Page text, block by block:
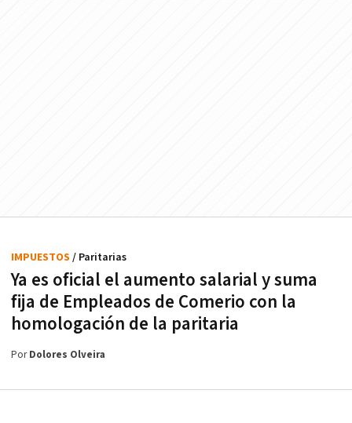
Ya es oficial el aumento salarial y suma
fija de Empleados de Comerio con la
homologación de la paritaria
IMPUESTOS / Paritarias
PorDolores Olveira